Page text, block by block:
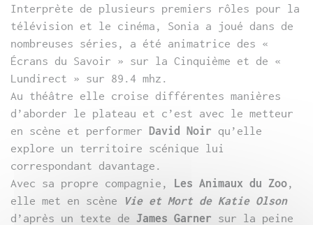
Interprète de plusieurs premiers rôles pour la
télévision et le cinéma, Sonia a joué dans de
nombreuses séries, a été animatrice des «
Écrans du Savoir » sur la Cinquième et de «
Lundirect » sur 89.4 mhz.
Au théâtre elle croise différentes manières
d’aborder le plateau et c’est avec le metteur
en scène et performer David Noir qu’elle
explore un territoire scénique lui
correspondant davantage.
Avec sa propre compagnie, Les Animaux du Zoo,
elle met en scène
Vie et Mort de Katie Olson
d’après un texte de James Garner sur la peine